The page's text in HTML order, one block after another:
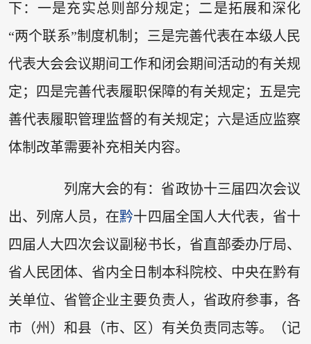
下：一是充实总则部分规定；二是拓展和深化
“两个联系”制度机制；三是完善代表在本级人民
代表大会会议期间工作和闭会期间活动的有关规
定；四是完善代表履职保障的有关规定；五是完
善代表履职管理监督的有关规定；六是适应监察
体制改革需要补充相关内容。
列席大会的有：省政协十三届四次会议
出、列席人员，在黔十四届全国人大代表，省十
四届人大四次会议副秘书长，省直部委办厅局、
省人民团体、省内全日制本科院校、中央在黔有
关单位、省管企业主要负责人，省政府参事，各
市（州）和县（市、区）有关负责同志等。（记